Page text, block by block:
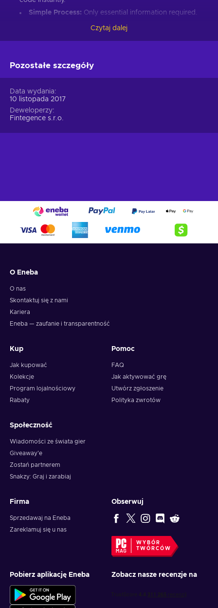
Simple Process: Only essential information required.
Introduce loved ones to Ethereum’s world.
Set up an Ethereum-compatible wallet.
Input your ETH voucher code.
Provide your email for confirmation.
Choose Ethereum (ETH).
Czytaj dalej
Pozostałe szczegóły
Data wydania
10 listopada 2017
Deweloperzy
Fintegence s.r.o.
O Eneba
O nas
Skontaktuj się z nami
Kariera
Eneba — zaufanie i transparentność
Kup
Jak kupować
Kolekcje
Program lojalnościowy
Rabaty
Pomoc
FAQ
Jak aktywować grę
Utwórz zgłoszenie
Polityka zwrotów
Społeczność
Wiadomości ze świata gier
Giveaway'e
Zostań partnerem
Snakzy: Graj i zarabiaj
Firma
Sprzedawaj na Eneba
Zareklamuj się u nas
Obserwuj
WYBÓR
TWÓRCÓW
Pobierz aplikację Eneba Zobacz nasze recenzje na